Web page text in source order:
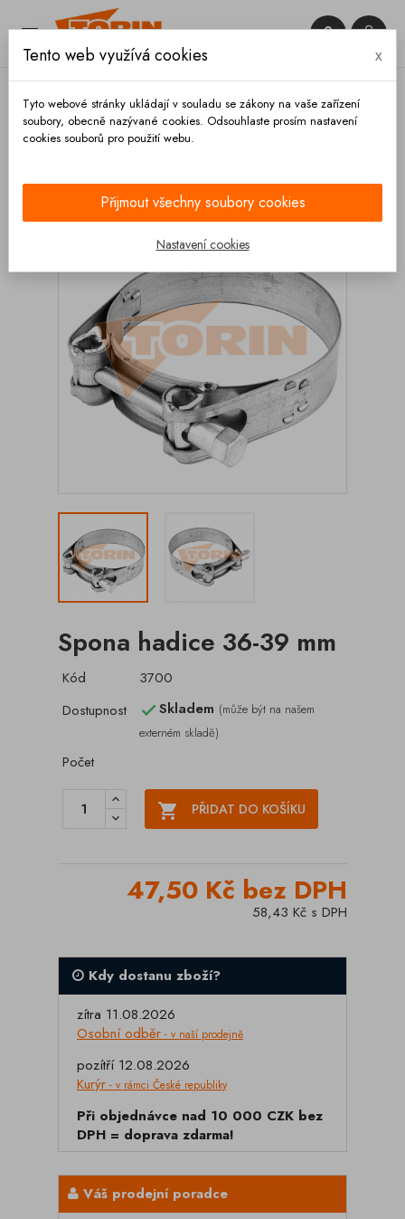
 

Spona hadice 36-39 mm
Kód
3700
Dostupnost
Skladem (může být na našem
externém skladě)
Počet
 PŘIDAT DO KOŠÍKU
47,50 Kč bez DPH
58,43 Kč s DPH
Kdy dostanu zboží?
zítra 11.08.2026
Osobní odběr - v naší prodejně
pozítří 12.08.2026
Kurýr - v rámci České republiky
Při objednávce nad 10 000 CZK bez
DPH = doprava zdarma!
Váš prodejní poradce
Tento web využívá cookies x
Tyto webové stránky ukládají v souladu se zákony na vaše zařízení
soubory, obecně nazývané cookies. Odsouhlaste prosím nastavení
cookies souborů pro použití webu.
Přijmout všechny soubory cookies
Nastavení cookies